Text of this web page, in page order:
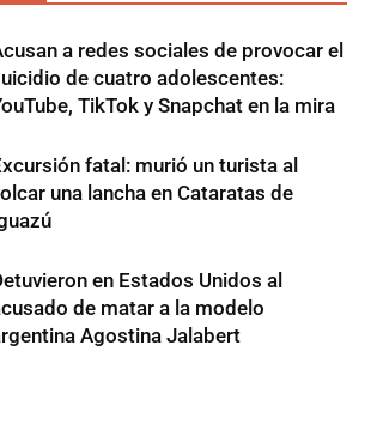
a redes sociales de provocar el
de cuatro adolescentes:
TikTok y Snapchat en la mira
fatal: murió un turista al
una lancha en Cataratas de
en Estados Unidos al
de matar a la modelo
Agostina Jalabert